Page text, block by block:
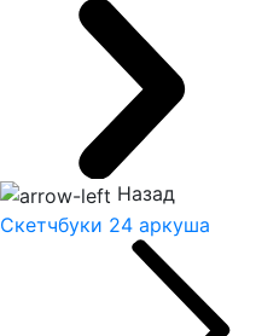
Назад
Скетчбуки 24 аркуша